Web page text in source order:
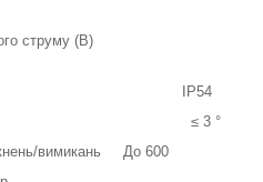
струму (В)
ІР54
≤ 3 °
вимикань До 600